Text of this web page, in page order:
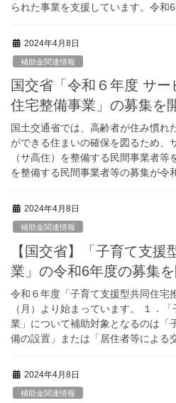
られた事業を支援しています。令
2024年4月8日
補助金関連情報
国交省「令和６年度 サ
住宅整備事業」の募集を
国土交通省では、高齢者が住み慣れ
ができる住まいの確保を図るため、
（サ高住）を整備する民間事業者
を整備する民間事業者等の募集が
2024年4月8日
補助金関連情報
【国交省】「子育て支援
業」の令和6年度の募集
令和６年度「子育て支援型共同住宅
（月）より始まっています。 １．
業」について補助対象となるのは「
備の設置」または「居住者等による
2024年4月8日
補助金関連情報